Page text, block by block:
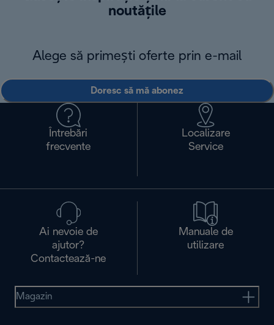
noutățile
Alege să primești oferte prin e-mail
Doresc să mă abonez
Întrebări
frecvente
Localizare
Service
Ai nevoie de
ajutor?
Contactează-ne
Manuale de
utilizare
Magazin